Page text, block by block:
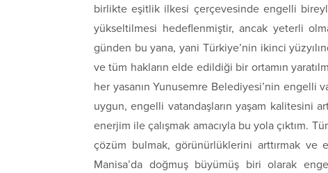
birlikte eşitlik ilkesi çerçevesinde engelli
yükseltilmesi hedeflenmiştir, ancak yeterli
günden bu yana, yani Türkiye’nin ikinci
ve tüm hakların elde edildiği bir ortamın
her yasanın Yunusemre Belediyesi’nin engelli
uygun, engelli vatandaşların yaşam kalitesini
enerjim ile çalışmak amacıyla bu yola çıktım.
çözüm bulmak, görünürlüklerini arttırmak
Manisa’da doğmuş büyümüş biri olarak